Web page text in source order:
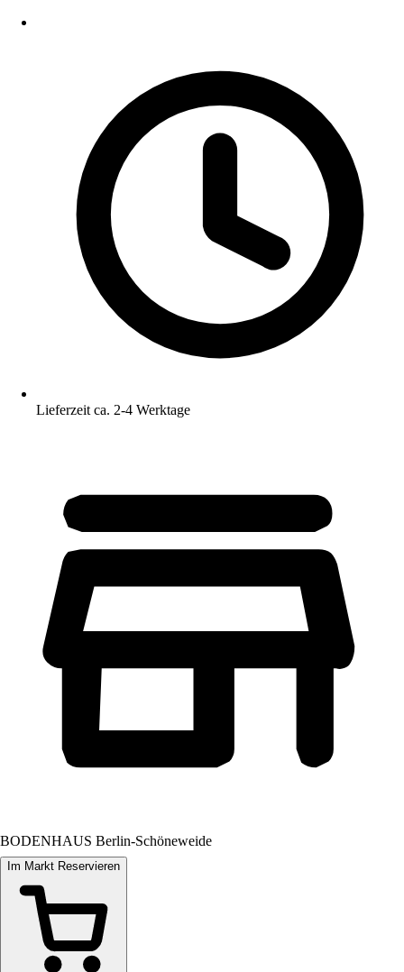
Lieferzeit ca. 2-4 Werktage
BODENHAUS Berlin-Schöneweide
Im Markt Reservieren